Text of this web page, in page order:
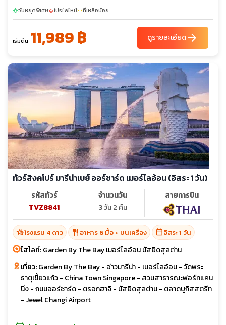
sunnyวันหยุดพิเศษlocal_fire_departmentโปรไฟไหม้confirmation_numberที่เหลือน้อย
เริ่มต้น 11,989 ฿ ดูรายละเอียดarrow_forward
ทัวร์สิงคโปร์ มารีน่าเบย์ ออร์ชาร์ด เมอร์ไลอ้อน (อิสระ 1 วัน)
รหัสทัวร์
TVZ8841
จำนวนวัน
3 วัน 2 คืน
สายการบิน
hotel_classโรงแรม 4 ดาว restaurant อาหาร 6 มื้อ + บนเครื่อง calendar_todayอิสระ 1 วัน
ไฮไลท์:Garden By The Bay เมอร์ไลอ้อน มัสยิดสุลต่าน
เที่ยว:Garden By The Bay - อ่าวมารีน่า - เมอร์ไลอ้อน - วัดพระ
ธาตุเขี้ยวแก้ว - China Town Singapore - สวนสาธารณะฟอร์ทแคน
นิ่ง - ถนนออร์ชาร์ด - ตรอกฮาจิ - มัสยิดสุลต่าน - ตลาดบูกิสสตรีท
- Jewel Changi Airport